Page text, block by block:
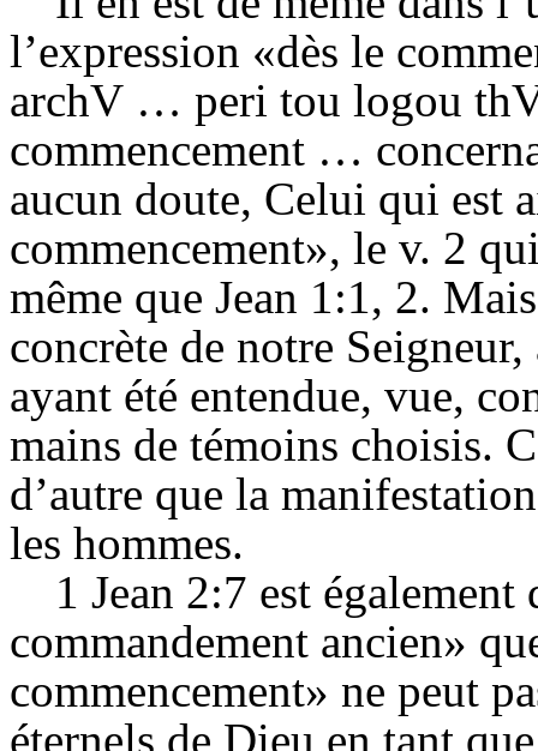
l’expression «dès le
archV … peri tou logou
commencement …
aucun doute, Celui qui est
commencement», le v. 2
même que Jean 1:1, 2.
concrète de notre
ayant été entendue, vue,
mains de témoins choisis.
d’autre que la
les hommes.
1 Jean 2:7 est
commandement ancien»
commencement» ne peut
éternels de Dieu en tant